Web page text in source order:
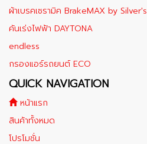
ผ้าเบรคเซรามิค BrakeMAX​ by Silver's
คันเร่งไฟฟ้า DAYTONA
endless
กรองแอร์รถยนต์ ECO
QUICK NAVIGATION
หน้าแรก
สินค้าทั้งหมด
โปรโมชั่น